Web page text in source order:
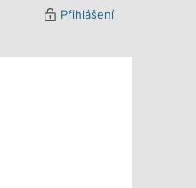
Přihlášení